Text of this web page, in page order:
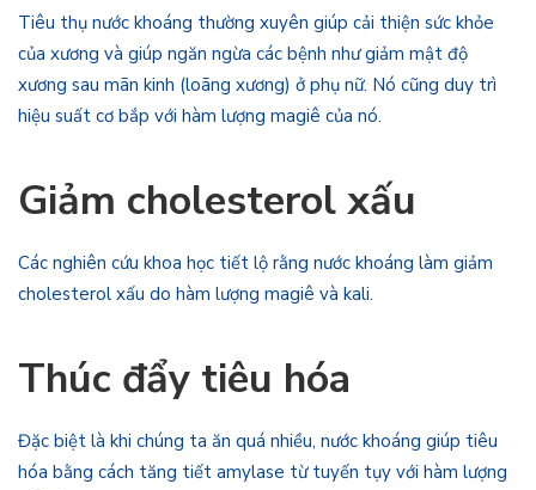
Tiêu thụ nước khoáng thường xuyên giúp cải thiện sức khỏe
của xương và giúp ngăn ngừa các bệnh như giảm mật độ
xương sau mãn kinh (loãng xương) ở phụ nữ. Nó cũng duy trì
hiệu suất cơ bắp với hàm lượng magiê của nó.
Giảm cholesterol xấu
Các nghiên cứu khoa học tiết lộ rằng nước khoáng làm giảm
cholesterol xấu do hàm lượng magiê và kali.
Thúc đẩy tiêu hóa
Đặc biệt là khi chúng ta ăn quá nhiều, nước khoáng giúp tiêu
hóa bằng cách tăng tiết amylase từ tuyến tụy với hàm lượng